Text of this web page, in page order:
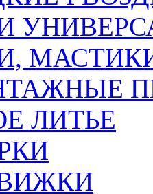
ЛИТЬЕ